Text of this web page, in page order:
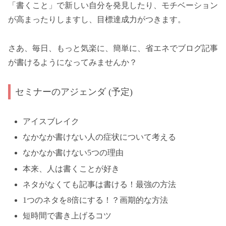
「書くこと」で新しい自分を発見したり、モチベーション
が高まったりしますし、目標達成力がつきます。
さあ、毎日、もっと気楽に、簡単に、省エネでブログ記事
が書けるようになってみませんか？
セミナーのアジェンダ (予定)
アイスブレイク
なかなか書けない人の症状について考える
なかなか書けない5つの理由
本来、人は書くことが好き
ネタがなくても記事は書ける！最強の方法
1つのネタを8倍にする！？画期的な方法
短時間で書き上げるコツ